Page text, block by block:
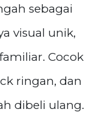
sebagai
visual unik,
Cocok
ringan, dan
dibeli ulang.